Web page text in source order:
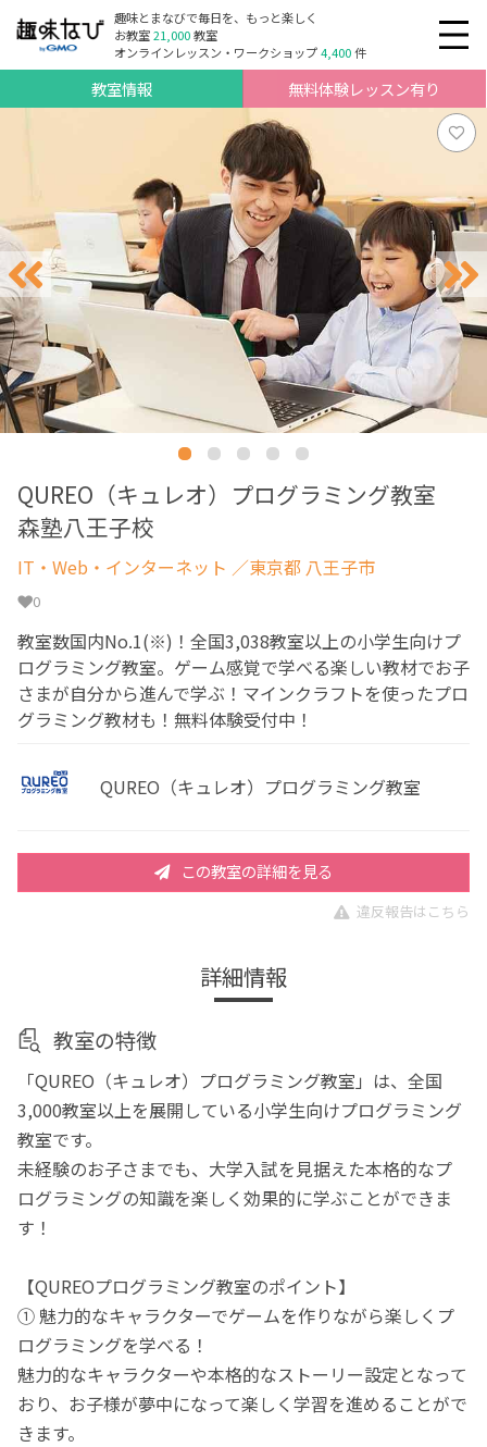
趣味とまなびで毎日を、もっと楽しく
お教室21,000教室
オンラインレッスン・ワークショップ4,400件
教室情報 無料体験レッスン有り
QUREO（キュレオ）プログラミング教室
森塾八王子校
IT・Web・インターネット ／東京都 八王子市
0
教室数国内No.1(※)！全国3,038教室以上の小学生向けプ
ログラミング教室。ゲーム感覚で学べる楽しい教材でお子
さまが自分から進んで学ぶ！マインクラフトを使ったプロ
グラミング教材も！無料体験受付中！
QUREO（キュレオ）プログラミング教室
この教室の詳細を見る
違反報告はこちら
詳細情報
教室の特徴
「QUREO（キュレオ）プログラミング教室」は、全国
3,000教室以上を展開している小学生向けプログラミング
教室です。
未経験のお子さまでも、大学入試を見据えた本格的なプ
ログラミングの知識を楽しく効果的に学ぶことができま
す！
【QUREOプログラミング教室のポイント】
① 魅力的なキャラクターでゲームを作りながら楽しくプ
ログラミングを学べる！
魅力的なキャラクターや本格的なストーリー設定となって
おり、お子様が夢中になって楽しく学習を進めることがで
きます。